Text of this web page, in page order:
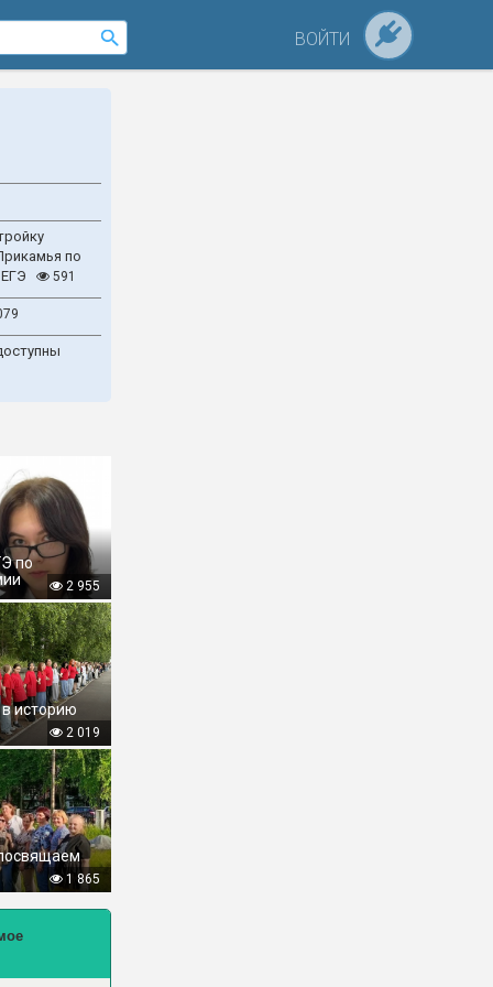
ВОЙТИ
по
591
по
2 955
историю
2 019
1 865